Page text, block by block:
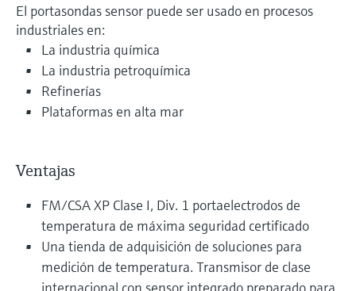
El portasondas sensor puede ser usado en procesos
industriales en:
La industria química
La industria petroquímica
Refinerías
Plataformas en alta mar
Ventajas
FM/CSA XP Clase I, Div. 1 portaelectrodos de
temperatura de máxima seguridad certificado
Una tienda de adquisición de soluciones para
medición de temperatura. Transmisor de clase